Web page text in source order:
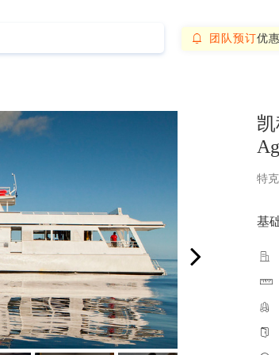
 团队预订优
特
基



